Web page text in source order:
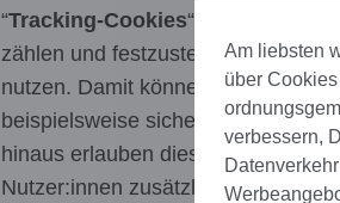
“Tracking-Cookies“ ermöglichen
zählen und festzustellen, wie sie
nutzen. Damit können wir die
beispielsweise sicherstellen, dass
hinaus erlauben diese Cookies
Nutzer:innen zusätzliche
Am liebsten
über
verbessern,